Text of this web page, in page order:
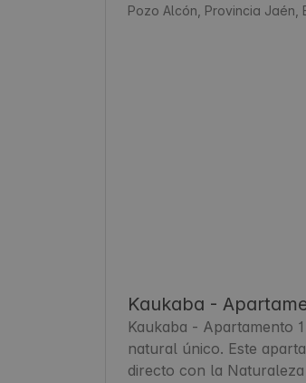
Pozo Alcón, Provincia Jaén,
Kaukaba -
Kaukaba - Apartamento
natural único. Este
directo con la